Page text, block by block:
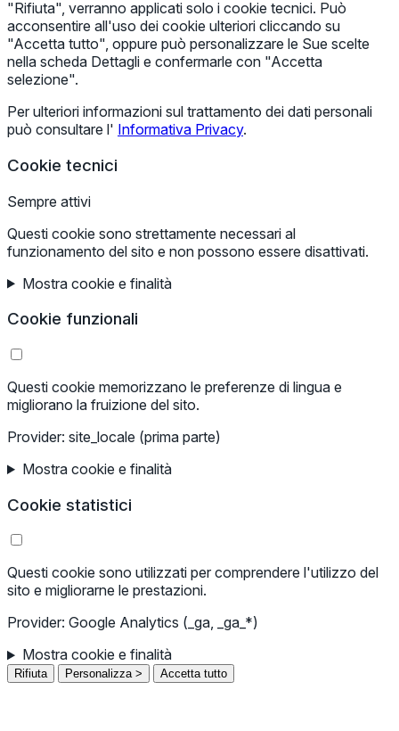
"Rifiuta", verranno applicati solo i cookie tecnici. Può
acconsentire all'uso dei cookie ulteriori cliccando su
"Accetta tutto", oppure può personalizzare le Sue scelte
nella scheda Dettagli e confermarle con "Accetta
selezione".
Per ulteriori informazioni sul trattamento dei dati personali
può consultare l' Informativa Privacy.
Cookie tecnici
Sempre attivi
Questi cookie sono strettamente necessari al
funzionamento del sito e non possono essere disattivati.
Mostra cookie e finalità
Cookie funzionali
Questi cookie memorizzano le preferenze di lingua e
migliorano la fruizione del sito.
Provider: site_locale (prima parte)
Mostra cookie e finalità
Cookie statistici
Questi cookie sono utilizzati per comprendere l'utilizzo del
sito e migliorarne le prestazioni.
Provider: Google Analytics (_ga, _ga_*)
Mostra cookie e finalità
Rifiuta Personalizza > Accetta tutto